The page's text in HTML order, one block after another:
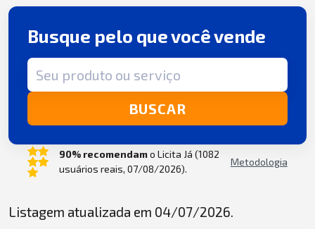
Busque pelo que você vende
Termo de busca
BUSCAR
90% recomendamo Licita Já (1082
usuários reais, 07/08/2026).
Metodologia
Listagem atualizada em 04/07/2026.